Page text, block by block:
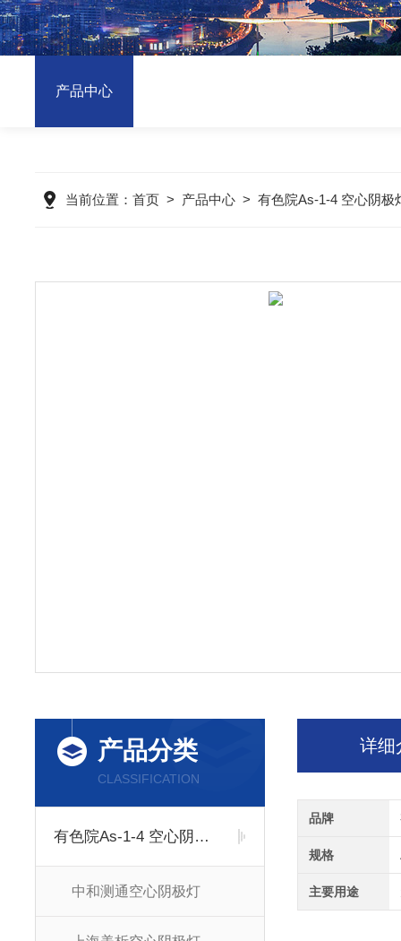
产品中心
当前位置： 首页 > 产品中心 > 有色院As-1-4 空心阴极
产品分类
CLASSIFICATION
有色院As-1-4 空心阴极灯
中和测通空心阴极灯
详细
品牌
规格
主要用途